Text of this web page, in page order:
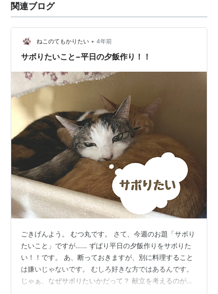
関連ブログ
ねこのてもかりたい • 4年前
サボりたいこと−平日の夕飯作り！！
ごきげんよう。 むつ丸です。 さて、今週のお題「サボり
たいこと」ですが…… ずばり平日の夕飯作りをサボりた
い！！です。 あ、断っておきますが、別に料理すること
は嫌いじゃないです。 むしろ好きな方ではあるんです。
じゃぁ、なぜサボりたいかだって？ 献立を考えるのが苦